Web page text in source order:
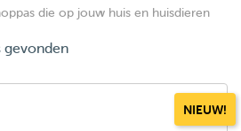
die op jouw huis en huisdieren
gevonden
NIEUW!